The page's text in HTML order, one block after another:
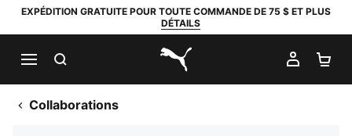
EXPÉDITION GRATUITE POUR TOUTE COMMANDE DE 75 $ ET PLUS
DÉTAILS
PUMA.com
MON
Collaborations